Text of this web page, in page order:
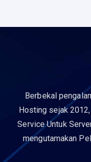
Berbekal
Hosting sejak
Service Untuk
mengutamakan